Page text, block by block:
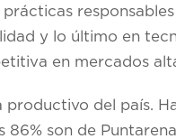
y lo último en
en mercados
productivo del país.
86% son de